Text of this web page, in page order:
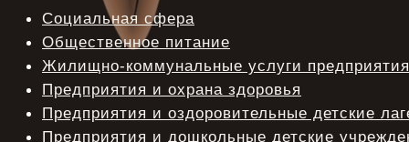
Социальная сфера
Общественное питание
Жилищно-коммунальные услуги предприятия
Предприятия и охрана здоровья
Предприятия и оздоровительные детские
Предприятия и дошкольные детские